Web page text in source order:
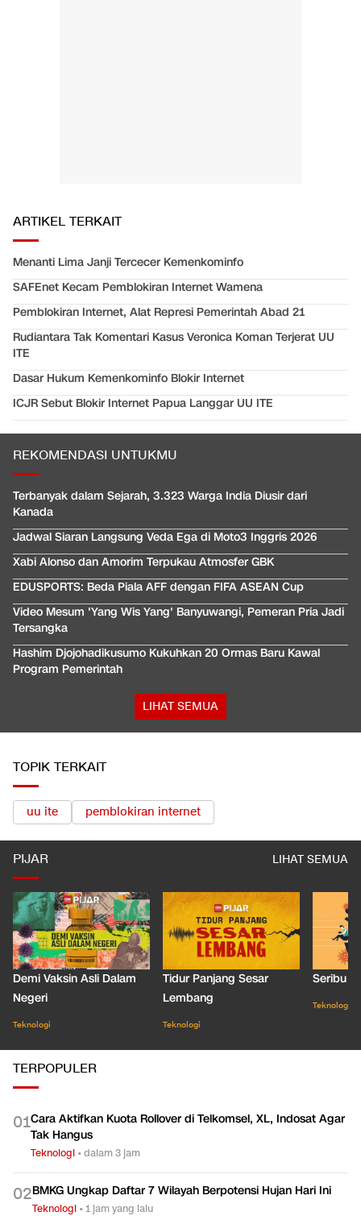
ARTIKEL TERKAIT
Menanti Lima Janji Tercecer Kemenkominfo
SAFEnet Kecam Pemblokiran Internet Wamena
Pemblokiran Internet, Alat Represi Pemerintah Abad 21
Rudiantara Tak Komentari Kasus Veronica Koman Terjerat UU
ITE
Dasar Hukum Kemenkominfo Blokir Internet
ICJR Sebut Blokir Internet Papua Langgar UU ITE
REKOMENDASI UNTUKMU
Terbanyak dalam Sejarah, 3.323 Warga India Diusir dari
Kanada
Jadwal Siaran Langsung Veda Ega di Moto3 Inggris 2026
Xabi Alonso dan Amorim Terpukau Atmosfer GBK
EDUSPORTS: Beda Piala AFF dengan FIFA ASEAN Cup
Video Mesum 'Yang Wis Yang' Banyuwangi, Pemeran Pria Jadi
Tersangka
Hashim Djojohadikusumo Kukuhkan 20 Ormas Baru Kawal
Program Pemerintah
LIHAT SEMUA
TOPIK TERKAIT
uu ite pemblokiran internet
PIJAR LIHAT SEMUA
Demi Vaksin Asli Dalam
Negeri
Teknologi
Tidur Panjang Sesar
Lembang
Teknologi
Seribu
Teknologi
TERPOPULER
01Cara Aktifkan Kuota Rollover di Telkomsel, XL, Indosat Agar
Tak Hangus
Teknologi •dalam 3 jam
02BMKG Ungkap Daftar 7 Wilayah Berpotensi Hujan Hari Ini
Teknologi •1 jam yang lalu